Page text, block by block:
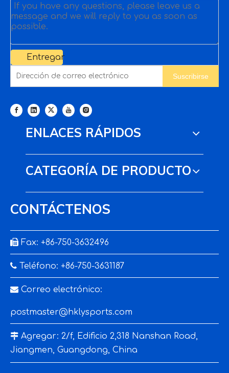
Entregar
Suscribirse
ENLACES RÁPIDOS
CATEGORÍA DE PRODUCTO
CONTÁCTENOS
 Fax: +86-750-3632496
 Teléfono: +86-750-3631187
 Correo electrónico:
postmaster@hklysports.com
 Agregar: 2/f, Edificio 2,318 Nanshan Road,
Jiangmen, Guangdong, China